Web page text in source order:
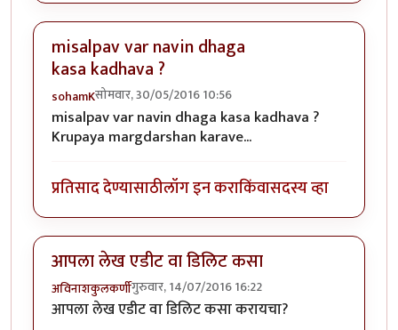
misalpav var navin dhaga
kasa kadhava ?
sohamKसोमवार, 30/05/2016 10:56
misalpav var navin dhaga kasa kadhava ?
Krupaya margdarshan karave...
प्रतिसाद देण्यासाठीलॉग इन कराकिंवासदस्य व्हा
आपला लेख एडीट वा डिलिट कसा
अविनाशकुलकर्णीगुरुवार, 14/07/2016 16:22
आपला लेख एडीट वा डिलिट कसा करायचा?